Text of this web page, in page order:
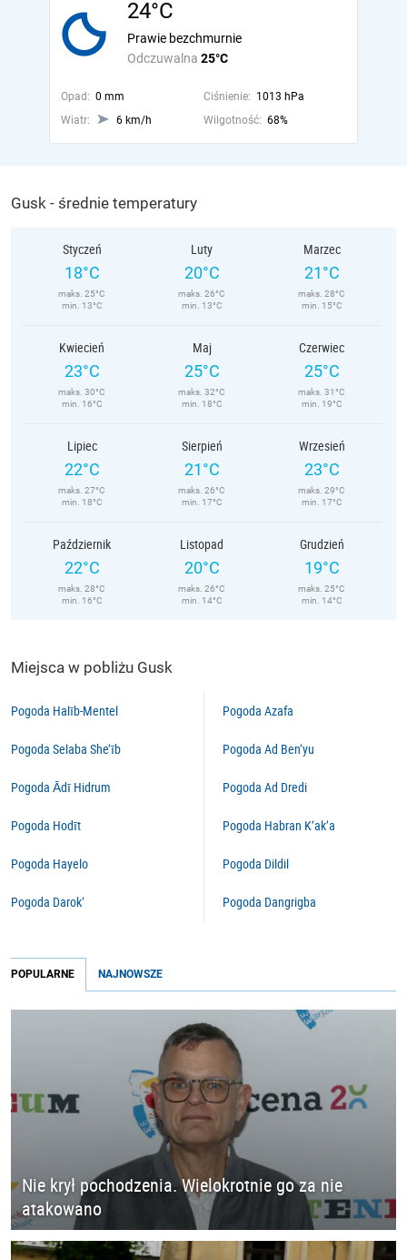
24°C
Odczuwalna 25°C
Prawie bezchmurnie
Opad: 0 mm Ciśnienie: 1013 hPa
Wiatr:
6 km/h Wilgotność: 68%
Gusk - średnie temperatury
Styczeń
18°C
maks. 25°C
min. 13°C
Luty
20°C
maks. 26°C
min. 13°C
Marzec
21°C
maks. 28°C
min. 15°C
Kwiecień
23°C
maks. 30°C
min. 16°C
Maj
25°C
maks. 32°C
min. 18°C
Czerwiec
25°C
maks. 31°C
min. 19°C
Lipiec
22°C
maks. 27°C
min. 18°C
Sierpień
21°C
maks. 26°C
min. 17°C
Wrzesień
23°C
maks. 29°C
min. 17°C
Październik
22°C
maks. 28°C
min. 16°C
Listopad
20°C
maks. 26°C
min. 14°C
Grudzień
19°C
maks. 25°C
min. 14°C
Miejsca w pobliżu Gusk
Pogoda Halīb-Mentel
Pogoda Selaba She’īb
Pogoda Ādī Hidrum
Pogoda Hodīt
Pogoda Hayelo
Pogoda Darok’
Pogoda Azafa
Pogoda Ad Ben’yu
Pogoda Ad Dredi
Pogoda Habran K’ak’a
Pogoda Dildil
Pogoda Dangrigba
POPULARNE NAJNOWSZE
Nie krył pochodzenia. Wielokrotnie go za nie
atakowano